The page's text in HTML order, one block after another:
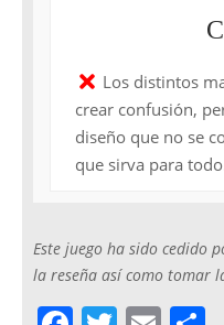
Los distintos
crear confusión,
diseño que no se
que sirva para
Este juego ha sido cedido
la reseña así como tomar